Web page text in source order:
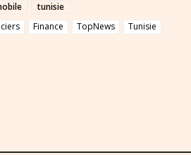
tunisie
Finance TopNews
Tunisie